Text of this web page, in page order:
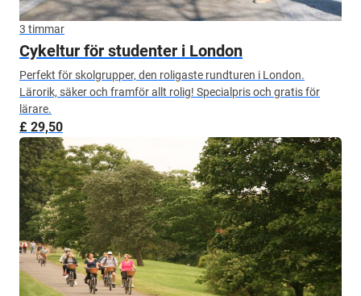
3 timmar
Cykeltur för studenter i London
Perfekt för skolgrupper, den roligaste rundturen i London.
Lärorik, säker och framför allt rolig! Specialpris och gratis för
lärare.
£ 29,50